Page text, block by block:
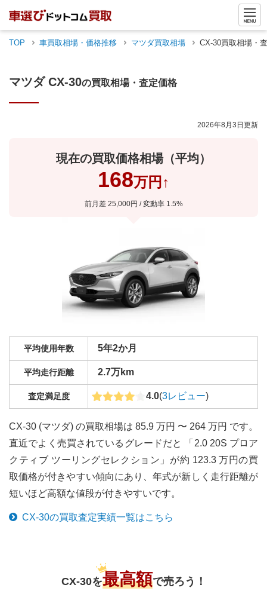
TOP 車買取相場・価格推移 マツダ買取相場 CX-30買取相場・
マツダ CX-30の買取相場・査定価格
2026年8月3日 更新
現在の買取価格相場（平均）
168万円 ↑
前月差 25,000円 / 変動率 1.5%
平均使用年数 5年2か月
平均走行距離 2.7万km
査定満足度 4.0(3レビュー)
CX-30 (マツダ) の買取相場は 85.9 万円 〜 264 万円 です。
直近でよく売買されているグレードだと 「2.0 20S プロア
クティブ ツーリングセレクション」が約 123.3 万円の買
取価格が付きやすい傾向にあり、年式が新しく走行距離が
短いほど高額な値段が付きやすいです。
CX-30の買取査定実績一覧はこちら
CX-30を最高額で売ろう！